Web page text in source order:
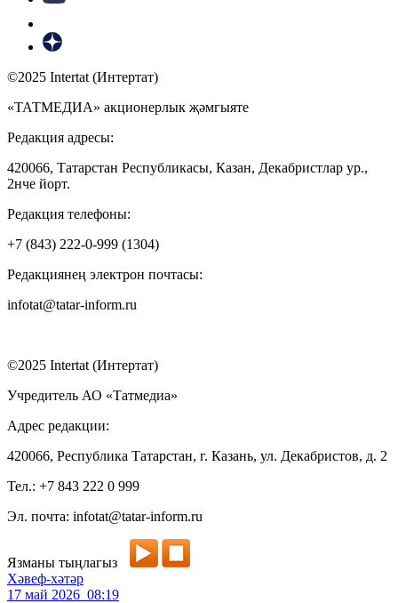
©2025 Intertat (Интертат)
«ТАТМЕДИА» акционерлык җәмгыяте
Редакция адресы:
420066, Татарстан Республикасы, Казан, Декабристлар ур.,
2нче йорт.
Редакция телефоны:
+7 (843) 222-0-999 (1304)
Редакциянең электрон почтасы:
infotat@tatar-inform.ru
©2025 Intertat (Интертат)
Учредитель АО «Татмедиа»
Адрес редакции:
420066, Республика Татарстан, г. Казань, ул. Декабристов, д. 2
Тел.: +7 843 222 0 999
Эл. почта: infotat@tatar-inform.ru
Язманы тыңлагыз
Хәвеф-хәтәр
17 май 2026 08:19